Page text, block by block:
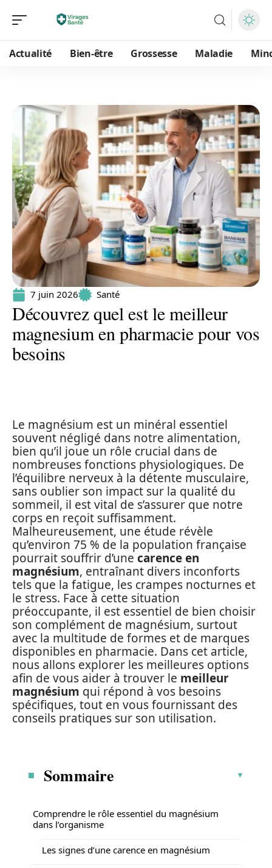
Actualité Bien-être Grossesse Maladie
7 juin 2026 Santé
Découvrez quel est le meilleur
magnesium en pharmacie pour vos
besoins
Le magnésium est un minéral essentiel
souvent négligé dans notre alimentation,
bien qu’il joue un rôle crucial dans de
nombreuses fonctions physiologiques. De
l’équilibre nerveux à la détente musculaire,
sans oublier son impact sur la qualité du
sommeil, il est vital de s’assurer que notre
corps en reçoit suffisamment.
Malheureusement, une étude révèle
qu’environ 75 % de la population française
pourrait souffrir d’une carence en
magnésium, entraînant divers inconforts
tels que la fatigue, les crampes nocturnes et
le stress. Face à cette situation
préoccupante, il est essentiel de bien choisir
son complément de magnésium, surtout
avec la multitude de formes et de marques
disponibles en pharmacie. Dans cet article,
nous allons explorer les meilleures options
afin de vous aider à trouver le meilleur
magnésium qui répond à vos besoins
spécifiques, tout en vous fournissant des
conseils pratiques sur son utilisation.
Sommaire
Comprendre le rôle essentiel du magnésium
dans l’organisme
Les signes d’une carence en magnésium